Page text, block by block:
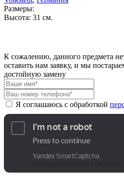
Размеры:
Высота: 31 см.
К сожалению, данного предмета
оставить нам заявку, и мы
достойную замену
Я соглашаюсь с обработкой